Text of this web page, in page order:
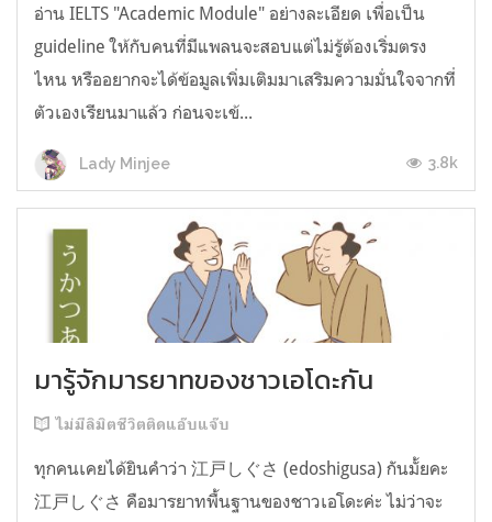
อ่าน IELTS "Academic Module" อย่างละเอียด เพื่อเป็น
guideline ให้กับคนที่มีแพลนจะสอบแต่ไม่รู้ต้องเริ่มตรง
ไหน หรืออยากจะได้ข้อมูลเพิ่มเติมมาเสริมความมั่นใจจากที่
ตัวเองเรียนมาแล้ว ก่อนจะเข้...
Lady Minjee 3.8k
มารู้จักมารยาทของชาวเอโดะกัน
ไม่มีลิมิตชีวิตติดแอ๊บแจ๊บ
ทุกคนเคยได้ยินคำว่า 江戸しぐさ (edoshigusa) กันมั้ยคะ
江戸しぐさ คือมารยาทพื้นฐานของชาวเอโดะค่ะ ไม่ว่าจะ